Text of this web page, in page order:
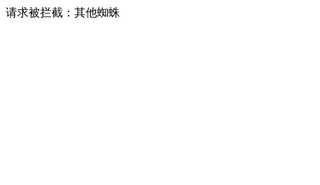
请求被拦截：其他蜘蛛